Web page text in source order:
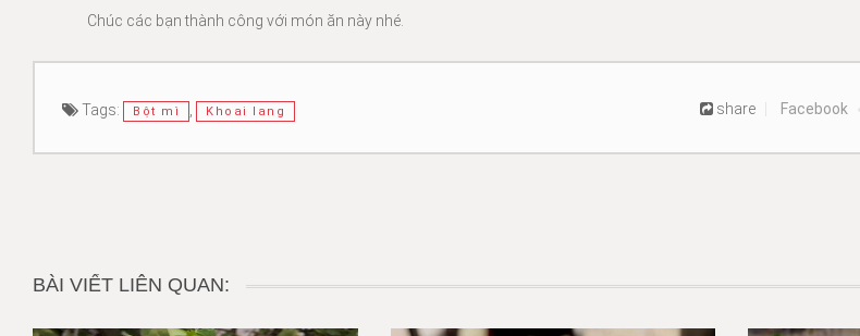
Chúc các bạn thành công với món ăn này nhé.
Tags: Bột mì Khoai lang share Facebook
BÀI VIẾT LIÊN QUAN: